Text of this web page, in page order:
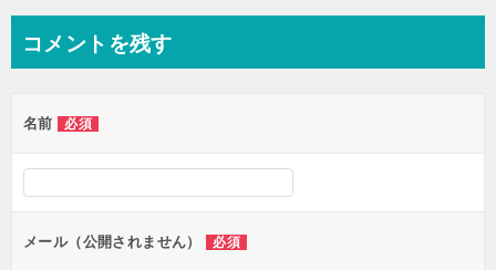
コメントを残す
名前 必須
メール（公開されません） 必須